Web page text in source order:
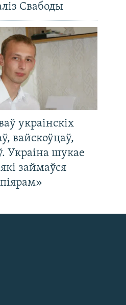
Свабоды
украінскіх
вайскоўцаў,
Украіна шукае
займаўся